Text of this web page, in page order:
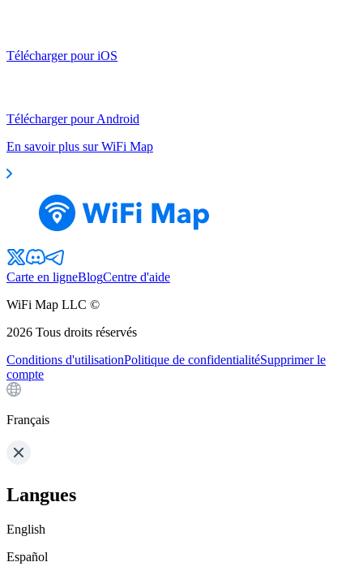
Télécharger pour iOS
Télécharger pour Android
En savoir plus sur WiFi Map
Carte en ligneBlogCentre d'aide
WiFi Map LLC ©
2026 Tous droits réservés
Conditions d'utilisationPolitique de confidentialitéSupprimer le
compte
Français
Langues
English
Español